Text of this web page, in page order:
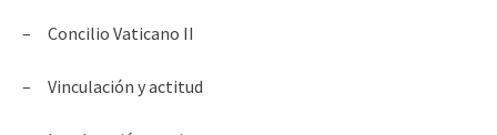
– Concilio Vaticano II
– Vinculación y actitud